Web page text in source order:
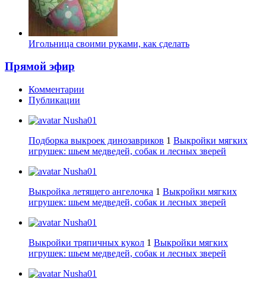
Игольница своими руками, как сделать
Прямой эфир
Комментарии
Публикации
Nusha01
Подборка выкроек динозавриков 1 Выкройки мягких
игрушек: шьем медведей, собак и лесных зверей
Nusha01
Выкройка летящего ангелочка 1 Выкройки мягких
игрушек: шьем медведей, собак и лесных зверей
Nusha01
Выкройки тряпичных кукол 1 Выкройки мягких
игрушек: шьем медведей, собак и лесных зверей
Nusha01